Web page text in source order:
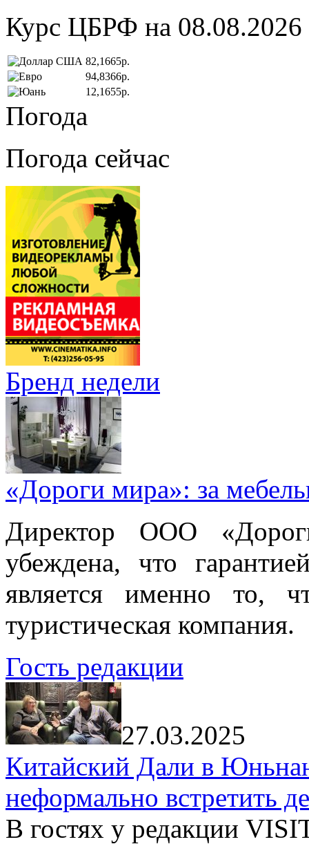
Курс ЦБРФ на 08.08.2026
82,1665р.
94,8366р.
12,1655р.
Погода
Погода сейчас
Бренд недели
«Дороги мира»: за
Директор ООО
убеждена, что
является именно то,
туристическая компания.
Гость редакции
27.03.2025
Китайский Дали в
неформально встретить
В гостях у редакции